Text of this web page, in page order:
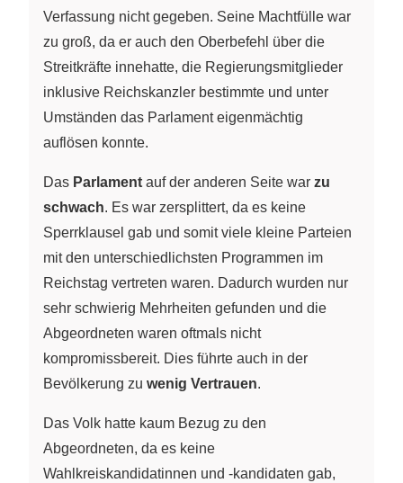
Verfassung nicht gegeben. Seine Machtfülle war
zu groß, da er auch den Oberbefehl über die
Streitkräfte innehatte, die Regierungsmitglieder
inklusive Reichskanzler bestimmte und unter
Umständen das Parlament eigenmächtig
auflösen konnte.
Das Parlament auf der anderen Seite war zu
schwach. Es war zersplittert, da es keine
Sperrklausel gab und somit viele kleine Parteien
mit den unterschiedlichsten Programmen im
Reichstag vertreten waren. Dadurch wurden nur
sehr schwierig Mehrheiten gefunden und die
Abgeordneten waren oftmals nicht
kompromissbereit. Dies führte auch in der
Bevölkerung zu wenig Vertrauen.
Das Volk hatte kaum Bezug zu den
Abgeordneten, da es keine
Wahlkreiskandidatinnen und -kandidaten gab,